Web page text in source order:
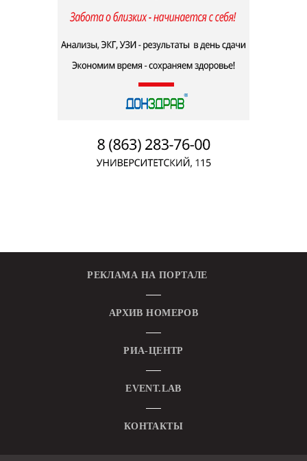
РЕКЛАМА НА ПОРТАЛЕ
АРХИВ НОМЕРОВ
РИА-ЦЕНТР
EVENT.LAB
КОНТАКТЫ